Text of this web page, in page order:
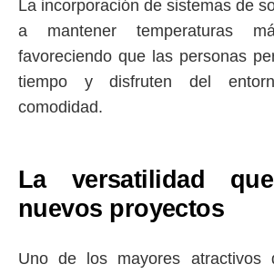
La incorporación de sistemas de
a mantener temperaturas
favoreciendo que las personas
tiempo y disfruten del
comodidad.
La versatilidad
nuevos proyectos
Uno de los mayores atractivos